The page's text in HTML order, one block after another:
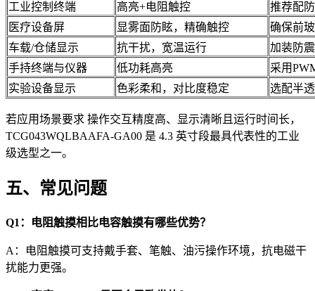
工业控制终端
高亮+电阻触控
推荐配
医疗设备屏
显雾面防眩，精确触控
确保前
车载/仓储显示
抗干扰，宽温运行
加装防
手持终端与仪器
低功耗高亮
采用
实验设备显示
色彩柔和，对比度稳定 选配半
若应用场景要求 操作交互精度高、显示清晰且运行时间长，
TCG043WQLBAAFA-GA00 是 4.3 英寸段最具代表性的工业
级选型之一。
五、常见问题
Q1：电阻触摸相比电容触摸有哪些优势？
A：电阻触摸可支持戴手套、笔触、油污操作环境，抗电磁干
扰能力更强。